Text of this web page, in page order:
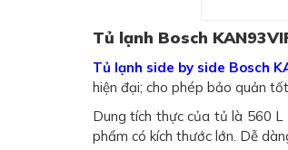
Tủ lạnh Bosch
Tủ lạnh side by side Bosch
hiện đại; cho phép bảo quản
Dung tích thực của tủ là 560 L
phẩm có kích thước lớn. Dễ